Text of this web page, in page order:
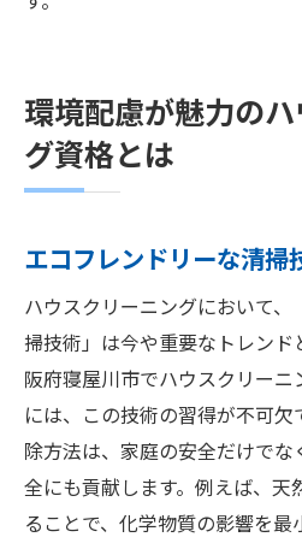
環境配慮が魅力の
グ資格とは
エコフレンドリーな清掃
ハウスクリーニングにおいて
掃技術」は今や重要なトレンド
阪府寝屋川市でハウスクリー
には、この技術の習得が不可
除方法は、家庭の安全だけで
全にも貢献します。例えば、
ることで、化学物質の影響を